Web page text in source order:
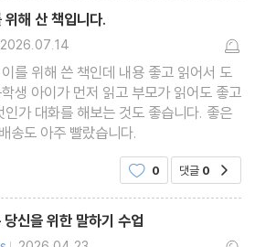
위해 산 책입니다.
2026.07.14
를 위해 쓴 책인데 내용 좋고 읽어서 도
생 아이가 먼저 읽고 부모가 읽어도 좋고
가 대화를 해보는 것도 좋습니다. 좋은
송도 아주 빨랐습니다.
0 댓글 0
신을 위한 말하기 수업